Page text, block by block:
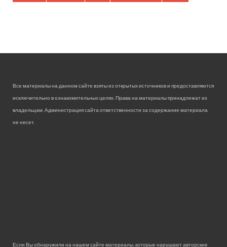
Все материалы на данном сайте взяты из открытых источников и предоставляются
исключительно в ознакомительных целях. Права на материалы принадлежат их
владельцам. Администрация сайта ответственности за содержание материала
не несет.
Если Вы обнаружили на нашем сайте материалы, которые нарушают авторские